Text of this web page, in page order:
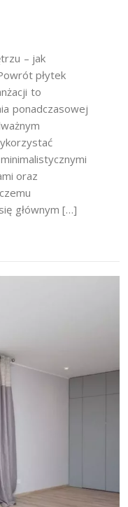
– jak
płytek
to
ponadczasowej
oraz
głównym […]